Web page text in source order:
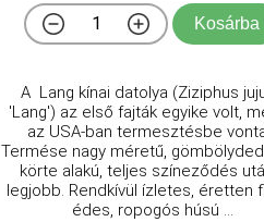
Kosárba
A Lang kínai datolya (Ziziphus
'Lang') az első fajták egyike volt,
az USA-ban termesztésbe
Termése nagy méretű,
körte alakú, teljes színeződés
legjobb. Rendkívül ízletes, éretten
édes, ropogós húsú ...